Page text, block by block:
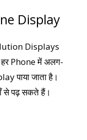
Display
Displays
Phone में अलग-
पाया जाता है।
से पढ़ सकते हैं।